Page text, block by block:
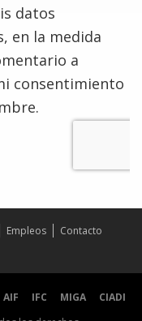
datos
en la medida
a
consentimiento
Empleos
Contacto
AIF IFC MIGA
CIADI